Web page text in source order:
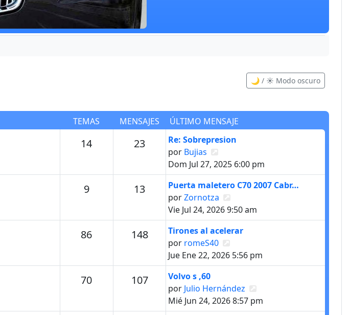
🌙 / ☀️ Modo oscuro
TEMAS MENSAJES ÚLTIMO MENSAJE
14Temas 23MensajesÚltimo mensaje
Re: Sobrepresion
por Bujias
Dom Jul 27, 2025 6:00 pm
9Temas 13MensajesÚltimo mensaje
Puerta maletero C70 2007 Cabr…
porZornotza
Vie Jul 24, 2026 9:50 am
86Temas 148Mensajes
Último mensaje
Tirones al acelerar
por romeS40
Jue Ene 22, 2026 5:56 pm
70Temas 107MensajesÚltimo mensaje
Volvo s ,60
por Julio Hernández
Mié Jun 24, 2026 8:57 pm